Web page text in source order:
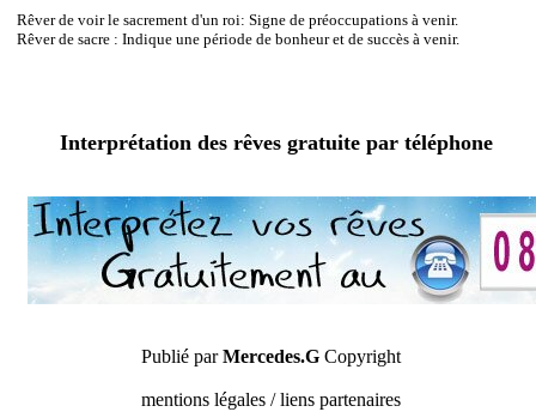
Rêver de voir le sacrement d'un roi: Signe de préoccupations à venir.
Rêver de sacre : Indique une période de bonheur et de succès à venir.
Interprétation des rêves gratuite par téléphone
Publié parMercedes.GCopyright
mentions légales / liens partenaires